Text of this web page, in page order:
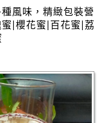
風味，精緻包裝營
|櫻花蜜|百花蜜|荔